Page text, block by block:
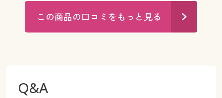
この商品の口コミをもっと見る
Q&A